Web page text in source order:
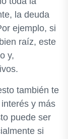
la deuda
ejemplo, si
raíz, este
y,
también te
y más
puede ser
si